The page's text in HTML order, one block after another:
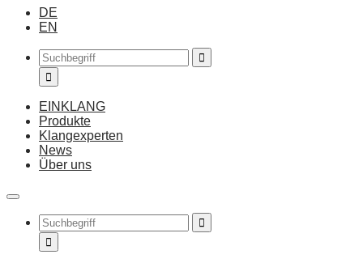
DE
EN
EINKLANG
Produkte
Klangexperten
News
Über uns